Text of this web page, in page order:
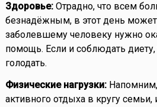
Здоровье: Отрадно, что всем
безнадёжным, в этот день может
заболевшему человеку нужно
помощь. Если и соблюдать диету,
голодать.
Физические нагрузки:
активного отдыха в кругу